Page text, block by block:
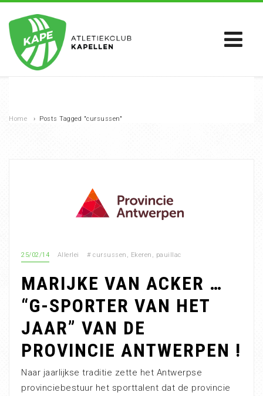
Home › Posts Tagged "cursussen"
25/02/14 Allerlei # cursussen , Ekeren , pauillac
MARIJKE VAN ACKER …
“G-SPORTER VAN HET
JAAR” VAN DE
PROVINCIE ANTWERPEN !
Naar jaarlijkse traditie zette het Antwerpse
provinciebestuur het sporttalent dat de provincie